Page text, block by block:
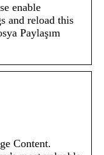
enable
and reload this
Paylaşım
Content.